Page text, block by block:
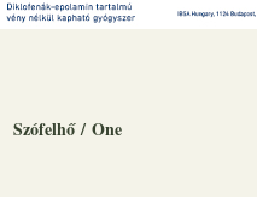
Szófelhő / One